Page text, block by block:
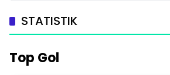
STATISTIK
Top Gol